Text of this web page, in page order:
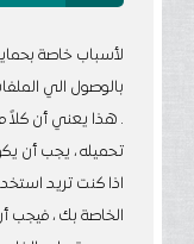
لأسباب خاصة
بالوصول الي
تحميله ، يجب أن
اذا كنت تريد